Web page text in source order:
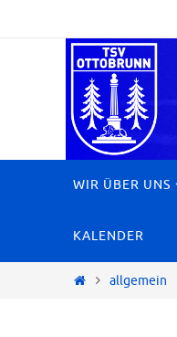
WIR ÜBER UNS
KALENDER
Startallgemein